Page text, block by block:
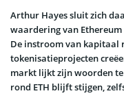
Arthur Hayes sluit zich
waardering van
De instroom van kapitaal
tokenisatieprojecten
markt lijkt zijn woorden
rond ETH blijft stijgen,